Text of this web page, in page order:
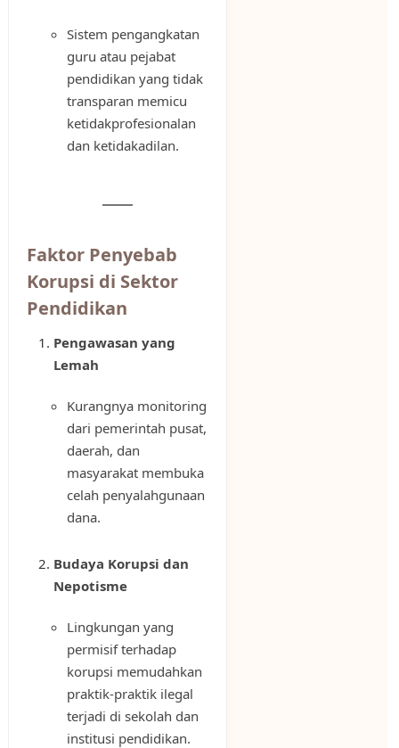
Sistem pengangkatan
guru atau pejabat
pendidikan yang tidak
transparan memicu
ketidakprofesionalan
dan ketidakadilan.
Faktor Penyebab
Korupsi di Sektor
Pendidikan
Pengawasan yang
Lemah
Kurangnya monitoring
dari pemerintah pusat,
daerah, dan
masyarakat membuka
celah penyalahgunaan
dana.
Budaya Korupsi dan
Nepotisme
Lingkungan yang
permisif terhadap
korupsi memudahkan
praktik-praktik ilegal
terjadi di sekolah dan
institusi pendidikan.